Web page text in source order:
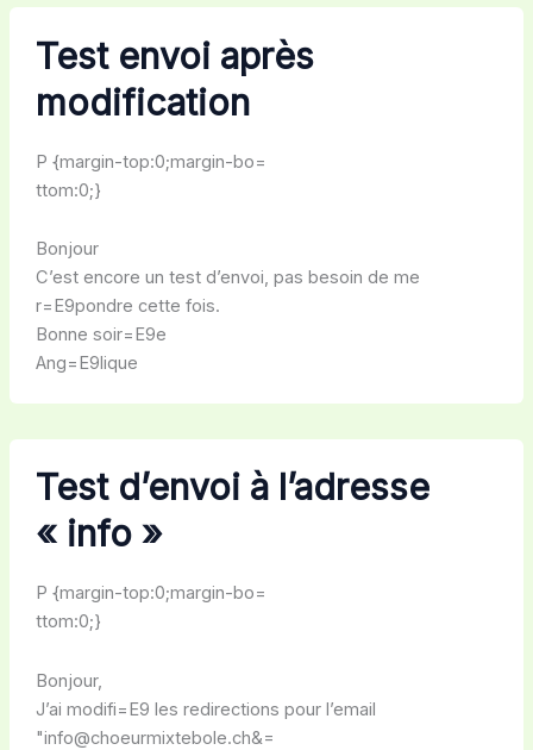
Test envoi après
modification
P {margin-top:0;margin-bo=
ttom:0;}
Bonjour
C’est encore un test d’envoi, pas besoin de me
r=E9pondre cette fois.
Bonne soir=E9e
Ang=E9lique
Test d’envoi à l’adresse
« info »
P {margin-top:0;margin-bo=
ttom:0;}
Bonjour,
J’ai modifi=E9 les redirections pour l’email
"info@choeurmixtebole.ch&=